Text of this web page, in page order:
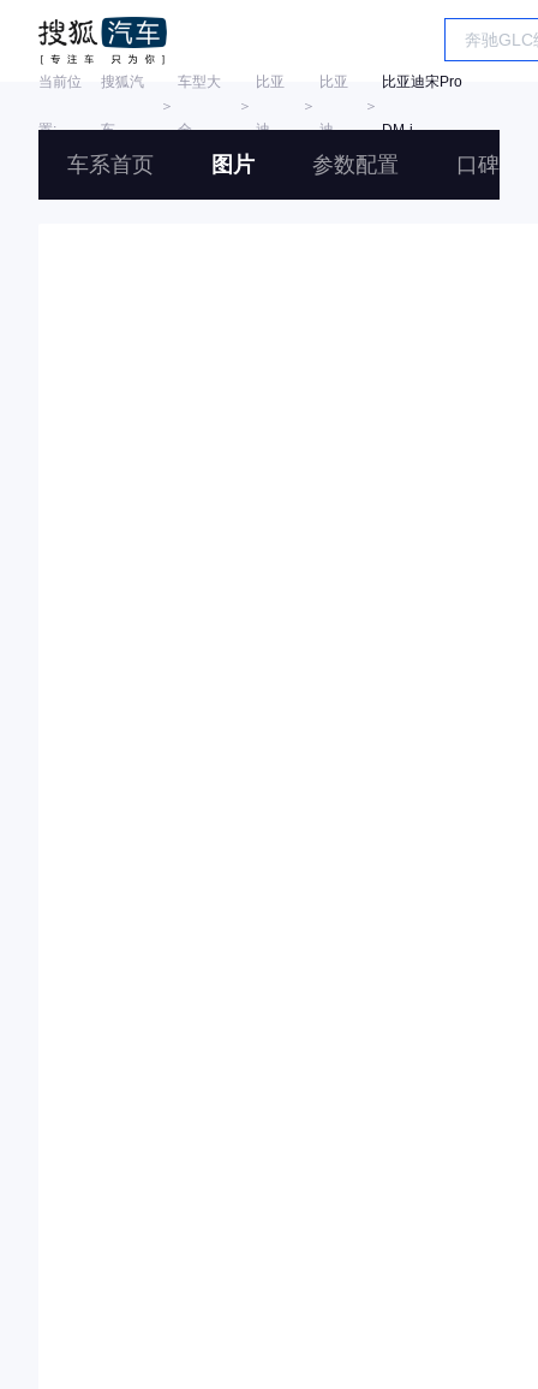
当前位
置:
搜狐汽
车
＞
车型大
全
＞
比亚
迪
＞
比亚
迪
＞
比亚迪宋Pro
DM-i
车系首页 图片 参数配置 口碑